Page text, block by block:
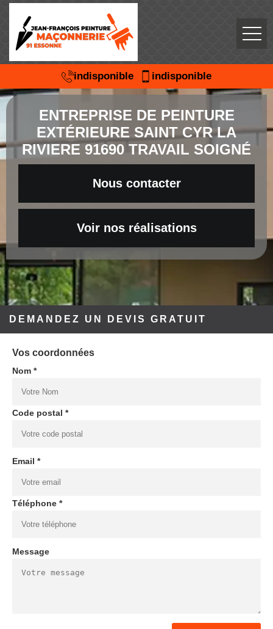
indisponible indisponible
ENTREPRISE DE PEINTURE
EXTÉRIEURE SAINT CYR LA
RIVIERE 91690 TRAVAIL SOIGNÉ
Nous contacter
Voir nos réalisations
DEMANDEZ UN DEVIS GRATUIT
Vos coordonnées
Nom *
Code postal *
Email *
Téléphone *
Message